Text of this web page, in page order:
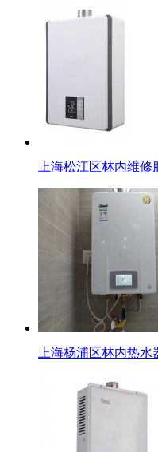
上海松江区林内维
上海杨浦区林内热